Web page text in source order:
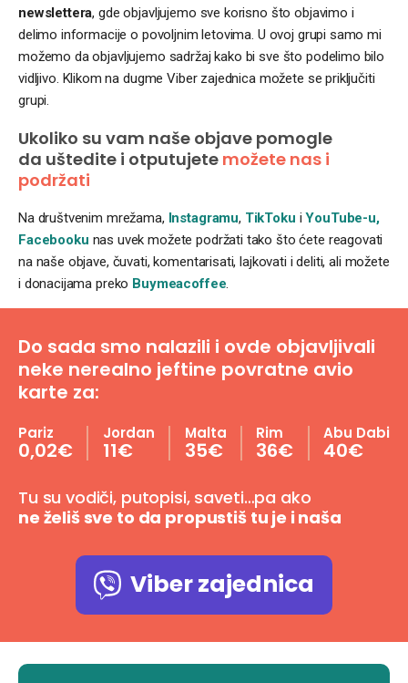
newslettera, gde objavljujemo sve korisno što objavimo i
delimo informacije o povoljnim letovima. U ovoj grupi samo mi
možemo da objavljujemo sadržaj kako bi sve što podelimo bilo
vidljivo. Klikom na dugme Viber zajednica možete se priključiti
grupi.
Ukoliko su vam naše objave pomogle
da uštedite i otputujete možete nas i
podržati
Na društvenim mrežama, Instagramu, TikToku iYouTube-u,
Facebooku nas uvek možete podržati tako što ćete reagovati
na naše objave, čuvati, komentarisati, lajkovati i deliti, ali možete
i donacijama preko Buymeacoffee.
Do sada smo nalazili i ovde objavljivali
neke nerealno jeftine povratne avio
karte za:
Pariz
0,02€
Jordan
11€
Malta
35€
Rim
36€
Abu Dabi
40€
Tu su vodiči, putopisi, saveti…pa ako
ne želiš sve to da propustiš tu je i naša
Viber zajednica